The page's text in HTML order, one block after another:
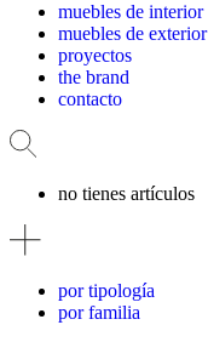
muebles de interior
muebles de exterior
proyectos
the brand
contacto
no tienes artículos
por tipología
por familia